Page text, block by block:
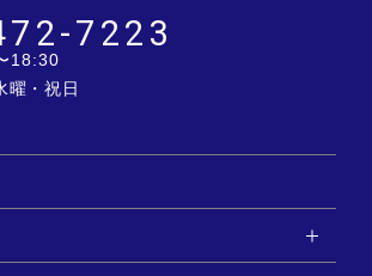
7223
18:30
曜・祝日